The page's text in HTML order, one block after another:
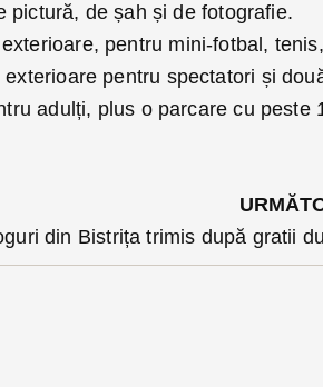
pictură, de șah și de fotografie.
pentru mini-fotbal, tenis,
pentru spectatori și
adulți, plus o parcare cu peste